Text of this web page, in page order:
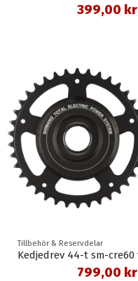
399,00 kr
Tillbehör & Reservdelar
799,00 kr